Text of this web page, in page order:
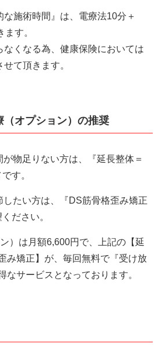
な施術時間』は、電療法10分＋
す。
なくなる為、健康保険においては
て頂きます。
オプション）の推奨
物足りない方は、『延長整体＝
す。
たい方は、『DS筋骨格歪み矯正
ださい。
）は月額6,600円で、上記の【延
み矯正】が、毎回無料で『受け放
なサービスとなっております。